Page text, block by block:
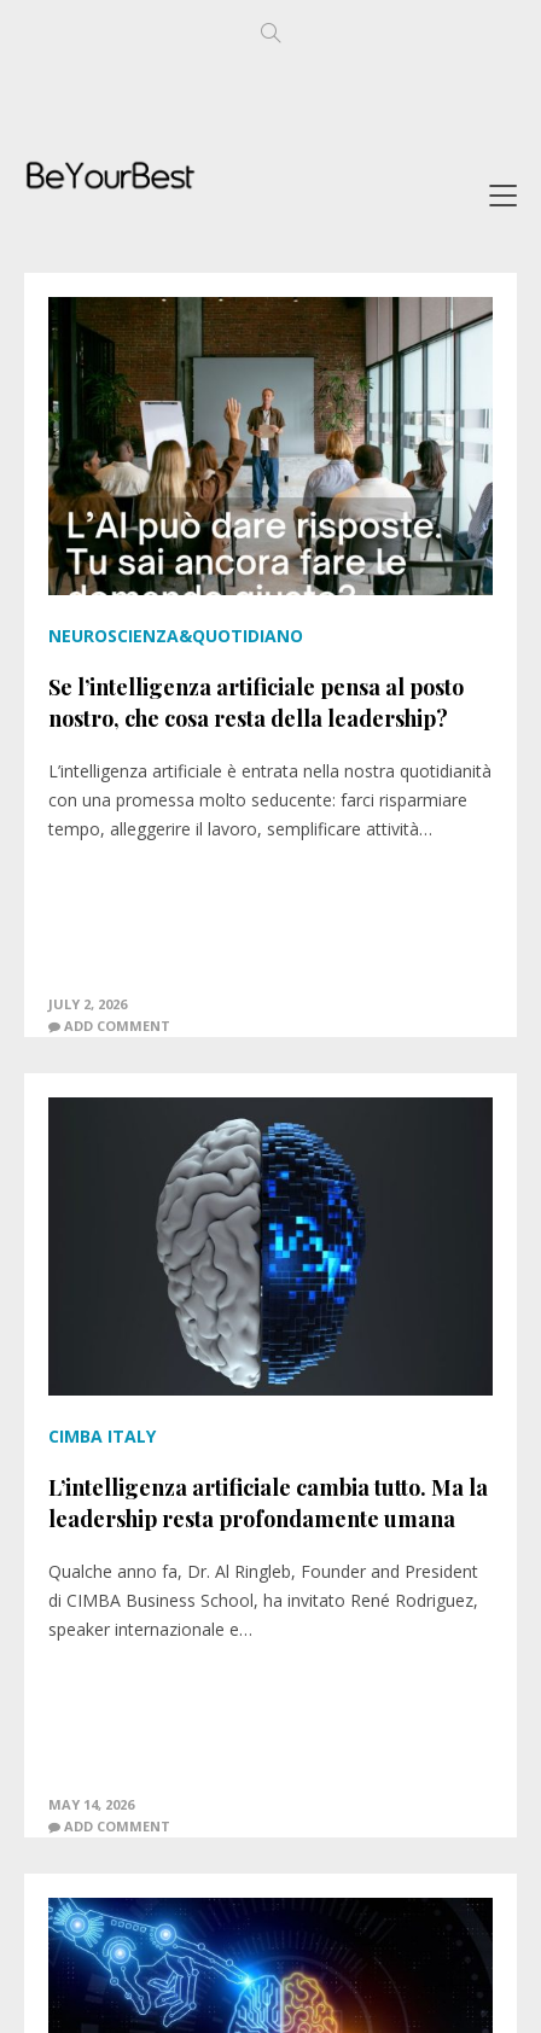
NEUROSCIENZA&QUOTIDIANO
Se l’intelligenza artificiale pensa al posto
nostro, che cosa resta della leadership?
L’intelligenza artificiale è entrata nella nostra quotidianità
con una promessa molto seducente: farci risparmiare
tempo, alleggerire il lavoro, semplificare attività…
JULY 2, 2026
ADD COMMENT
CIMBA ITALY
L’intelligenza artificiale cambia tutto. Ma la
leadership resta profondamente umana
Qualche anno fa, Dr. Al Ringleb, Founder and President
di CIMBA Business School, ha invitato René Rodriguez,
speaker internazionale e…
MAY 14, 2026
ADD COMMENT